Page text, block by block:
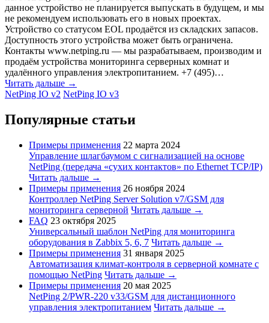
данное устройство не планируется выпускать в будущем, и мы
не рекомендуем использовать его в новых проектах.
Устройство со статусом EOL продаётся из складских запасов.
Доступность этого устройства может быть ограничена.
Контакты www.netping.ru — мы разрабатываем, производим и
продаём устройства мониторинга серверных комнат и
удалённого управления электропитанием. +7 (495)…
Читать дальше →
NetPing IO v2 NetPing IO v3
Популярные статьи
Примеры применения 22 марта 2024
Управление шлагбаумом с сигнализацией на основе
NetPing (передача «сухих контактов» по Ethernet TCP/IP)
Читать дальше →
Примеры применения 26 ноября 2024
Контроллер NetPing Server Solution v7/GSM для
мониторинга серверной Читать дальше →
FAQ 23 октября 2025
Универсальный шаблон NetPing для мониторинга
оборудования в Zabbix 5, 6, 7 Читать дальше →
Примеры применения 31 января 2025
Автоматизация климат-контроля в серверной комнате с
помощью NetPing Читать дальше →
Примеры применения 20 мая 2025
NetPing 2/PWR-220 v33/GSM для дистанционного
управления электропитанием Читать дальше →